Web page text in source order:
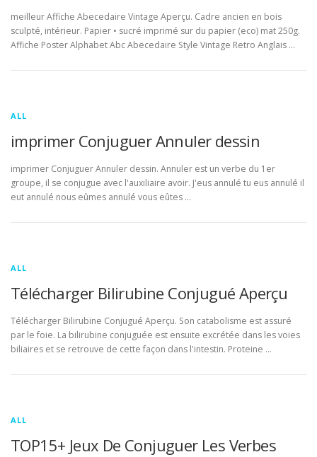
meilleur Affiche Abecedaire Vintage Aperçu. Cadre ancien en bois
sculpté, intérieur. Papier • sucré imprimé sur du papier (eco) mat 250g.
Affiche Poster Alphabet Abc Abecedaire Style Vintage Retro Anglais …
ALL
imprimer Conjuguer Annuler dessin
imprimer Conjuguer Annuler dessin. Annuler est un verbe du 1er
groupe, il se conjugue avec l'auxiliaire avoir. J'eus annulé tu eus annulé il
eut annulé nous eûmes annulé vous eûtes …
ALL
Télécharger Bilirubine Conjugué Aperçu
Télécharger Bilirubine Conjugué Aperçu. Son catabolisme est assuré
par le foie. La bilirubine conjuguée est ensuite excrétée dans les voies
biliaires et se retrouve de cette façon dans l'intestin. Proteine …
ALL
TOP15+ Jeux De Conjuguer Les Verbes